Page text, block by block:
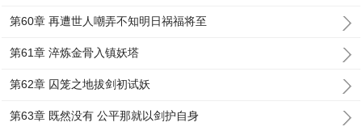
第60章 再遭世人嘲弄不知明日祸福将至
第61章 淬炼金骨入镇妖塔
第62章 囚笼之地拔剑初试妖
第63章 既然没有 公平那就以剑护自身